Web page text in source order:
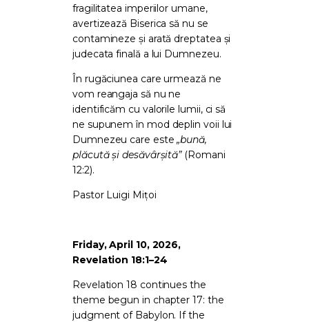
fragilitatea imperiilor umane,
avertizează Biserica să nu se
contamineze și arată dreptatea și
judecata finală a lui Dumnezeu.
În rugăciunea care urmează ne
vom reangaja să nu ne
identificăm cu valorile lumii, ci să
ne supunem în mod deplin voii lui
Dumnezeu care este„bună,
plăcută și desăvârșită”(Romani
12:2).
Pastor Luigi Mițoi
Friday, April 10, 2026,
Revelation 18:1–24
Revelation 18 continues the
theme begun in chapter 17: the
judgment of Babylon. If the